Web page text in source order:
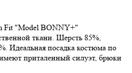
Fit "Model BONNY+"
ткани. Шерсть 85%,
Идеальная посадка костюма по
приталенный силуэт, брюки